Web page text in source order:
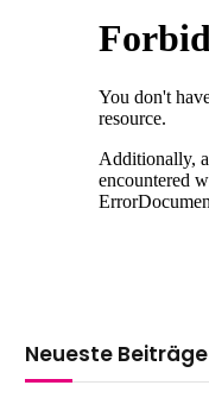
Neueste Beiträge